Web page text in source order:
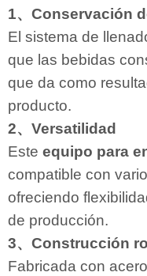
1、Conservación
El sistema de
que las bebidas
que da como
producto.
2、Versatilidad
Este equipo para
compatible con
ofreciendo
de producción.
3、Construcción
Fabricada con